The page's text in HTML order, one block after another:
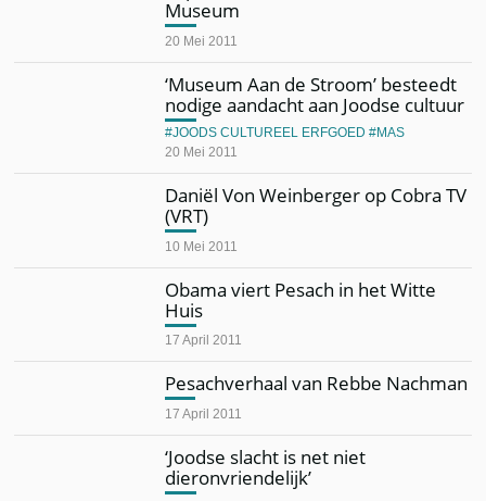
Museum
20 Mei 2011
‘Museum Aan de Stroom’ besteedt
nodige aandacht aan Joodse cultuur
20 Mei 2011
JOODS CULTUREEL ERFGOED MAS
Daniël Von Weinberger op Cobra TV
(VRT)
10 Mei 2011
Obama viert Pesach in het Witte
Huis
17 April 2011
Pesachverhaal van Rebbe Nachman
17 April 2011
‘Joodse slacht is net niet
dieronvriendelijk’